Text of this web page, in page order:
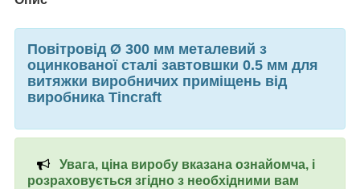
Повітровід Ø 300 мм металевий з
оцинкованої сталі завтовшки 0.5 мм для
витяжки виробничих приміщень від
виробника Tincraft
Увага, ціна виробу вказана ознайомча, і
розраховується згідно з необхідними вам